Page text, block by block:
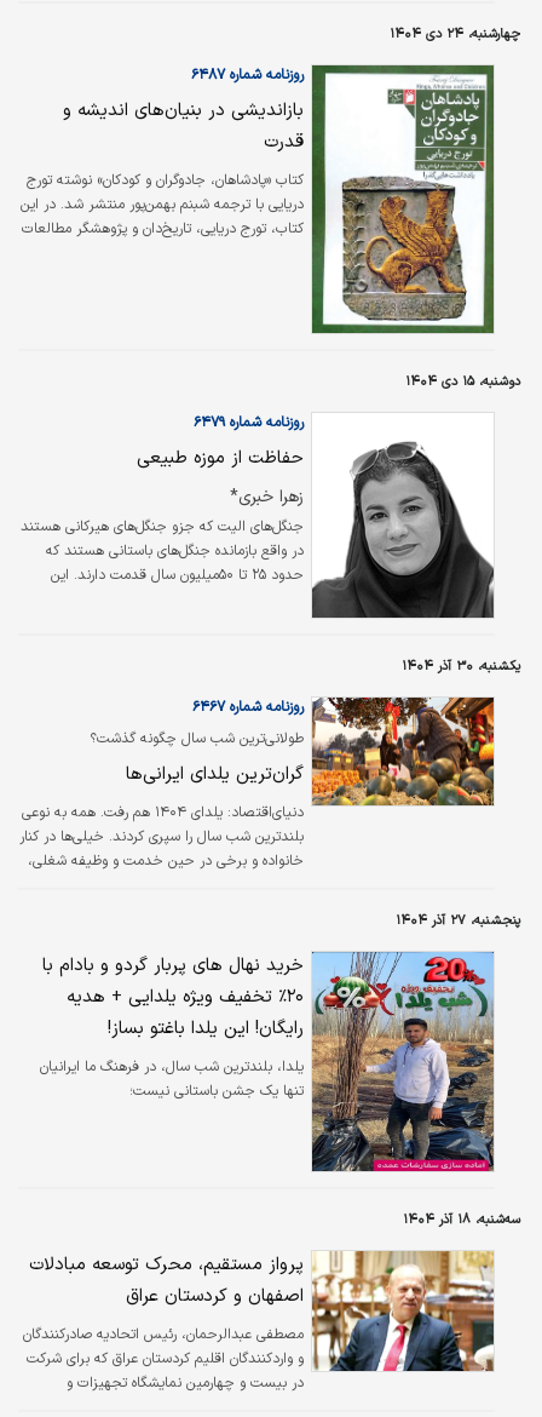
چهارشنبه، ۲۴ دی ۱۴۰۴
روزنامه شماره ۶۴۸۷
بازاندیشی در بنیان‌های اندیشه و
قدرت
کتاب «پادشاهان، جادوگران و کودکان» نوشته تورج
دریایی با ترجمه شبنم بهمن‌پور منتشر شد. در این
کتاب، تورج دریایی، تاریخ‌دان و پژوهشگر مطالعات
فلسفی و انسان‌شناختی را به دل متن‌های باستانی
می‌برد.
دوشنبه، ۱۵ دی ۱۴۰۴
روزنامه شماره ۶۴۷۹
حفاظت از موزه طبیعی
زهرا خبری*
جنگل‌های الیت که جزو جنگل‌های هیرکانی هستند
در واقع بازمانده جنگل‌های باستانی هستند که
حدود ۲۵ تا ۵۰‌میلیون سال قدمت دارند. این
هستند.
یکشنبه، ۳۰ آذر ۱۴۰۴
طولانی‌ترین شب سال چگونه گذشت؟
روزنامه شماره ۶۴۶۷
گران‌ترین یلدای ایرانی‌ها
دنیای‌اقتصاد: یلدای ۱۴۰۴ هم رفت. همه به نوعی
بلندترین شب سال را سپری کردند. خیلی‌ها در کنار
خانواده و برخی در حین خدمت و وظیفه شغلی،
اگرچه طی چند روز گذشته نوسانات بازار در حوزه
میوه و خشکبار و انواع خوراکی‌ها باعث شد بازار
شب یلدا متفاوت‌تر از سال‌ها گذشته باشد؛ تفاوتی
که به نحوی بر حجم و گستره مراسم باستانی شب
پنجشنبه، ۲۷ آذر ۱۴۰۴
خرید نهال‌ های پربار گردو و بادام با
۲۰٪ تخفیف ویژه یلدایی + هدیه
رایگان! این یلدا باغتو بساز!
یلدا، بلندترین شب سال، در فرهنگ ما ایرانیان
تنها یک جشن باستانی نیست؛
سه‌شنبه، ۱۸ آذر ۱۴۰۴
پرواز مستقیم، محرک توسعه مبادلات
اصفهان و کردستان عراق
مصطفی عبدالرحمان، رئیس اتحادیه صادرکنندگان
و واردکنندگان اقلیم کردستان عراق که برای شرکت
در بیست و چهارمین نمایشگاه تجهیزات و